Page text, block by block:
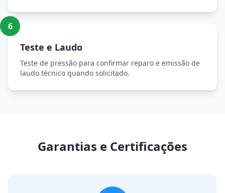
6
Teste e Laudo
Teste de pressão para confirmar reparo e emissão de
laudo técnico quando solicitado.
Garantias e Certificações